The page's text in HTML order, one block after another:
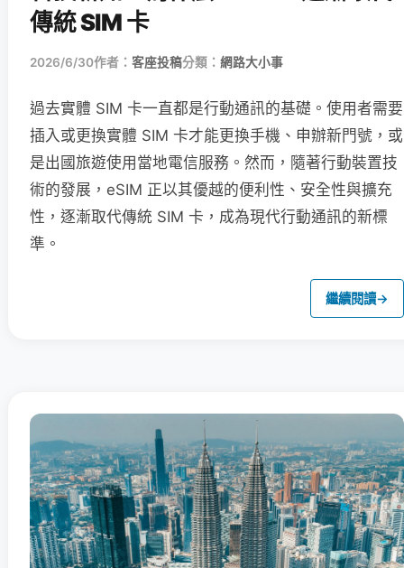
傳統 SIM 卡
2026/6/30作者： 客座投稿分類： 網路大小事
過去實體 SIM 卡一直都是行動通訊的基礎。使用者需要
插入或更換實體 SIM 卡才能更換手機、申辦新門號，或
是出國旅遊使用當地電信服務。然而，隨著行動裝置技
術的發展，eSIM 正以其優越的便利性、安全性與擴充
性，逐漸取代傳統 SIM 卡，成為現代行動通訊的新標
準。
繼續閱讀→